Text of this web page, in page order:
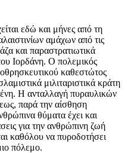
εδώ και μήνες από τη
αμάχων από τις
και παραστρατιωτικά
Ιορδάνη. Ο πολεμικός
καθεστώτος
μιλιταριστικά κράτη
Η ανταλλαγή πυραυλικών
παρά την αίσθηση
θύματα έχει και
για την ανθρώπινη ζωή
καθόλου να πυροδοτήσει
πόλεμο.